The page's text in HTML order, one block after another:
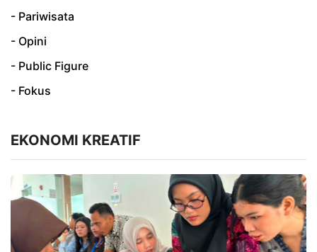
- Pariwisata
- Opini
- Public Figure
- Fokus
EKONOMI KREATIF